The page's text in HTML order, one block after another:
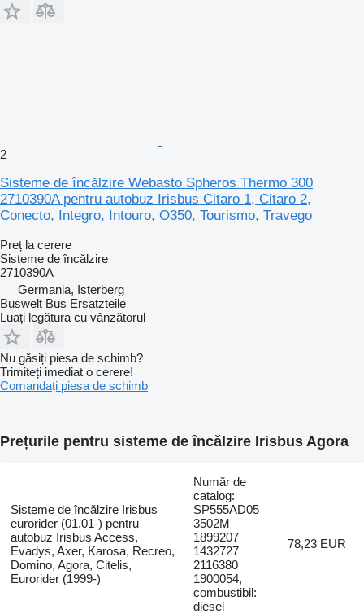
2
Sisteme de încălzire Webasto Spheros Thermo 300
2710390A pentru autobuz Irisbus Citaro 1, Citaro 2,
Conecto, Integro, Intouro, O350, Tourismo, Travego
Preț la cerere
Sisteme de încălzire
2710390A
Germania, Isterberg
Buswelt Bus Ersatzteile
Luați legătura cu vânzătorul
Nu găsiți piesa de schimb?
Trimiteți imediat o cerere!
Comandați piesa de schimb
Prețurile pentru sisteme de încălzire Irisbus Agora
Sisteme de încălzire Irisbus
eurorider (01.01-) pentru
autobuz Irisbus Access,
Evadys, Axer, Karosa, Recreo,
Domino, Agora, Citelis,
Eurorider (1999-)
Număr de
catalog:
SP555AD05
3502M
1899207
1432727
2116380
1900054,
combustibil:
diesel
78,23 EUR